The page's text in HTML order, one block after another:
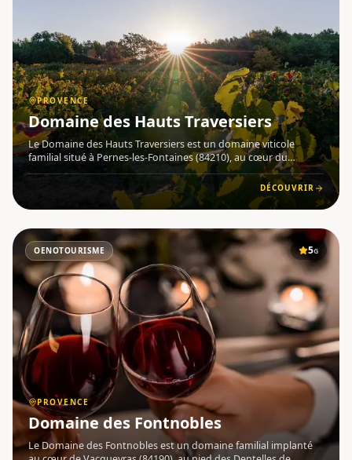
PROVENCE
Domaine des Hauts Traversiers
Le Domaine des Hauts Traversiers est un domaine viticole
familial situé à Pernes-les-Fontaines (84210), au cœur du
Vaucluse , en Provence , avec une vue imprenable sur le Mont-
Ventoux. Le domaine produit des vins AOP Ventoux en rouge ,
DÉCOUVRIR
OENOTOURISME 5G
PROVENCE
Domaine des Fontnobles
Le Domaine des Fontnobles est un domaine familial implanté